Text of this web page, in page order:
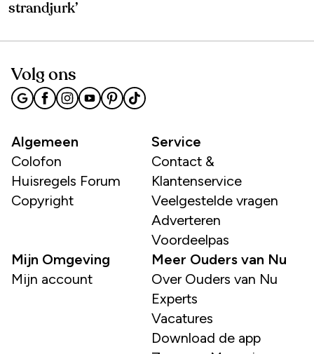
strandjurk’
Volg ons
Algemeen
Colofon
Huisregels Forum
Copyright
Service
Contact &
Klantenservice
Veelgestelde vragen
Adverteren
Voordeelpas
Mijn Omgeving
Mijn account
Meer Ouders van Nu
Over Ouders van Nu
Experts
Vacatures
Download de app